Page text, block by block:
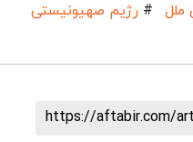
ملل # رژیم صهیونیستی
https://aftabir.com/